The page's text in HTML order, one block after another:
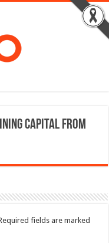
capital from
fields are marked